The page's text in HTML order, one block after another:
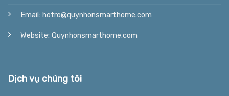
Email: hotro@quynhonsmarthome.com
Website: Quynhonsmarthome.com
Dịch vụ chúng tôi